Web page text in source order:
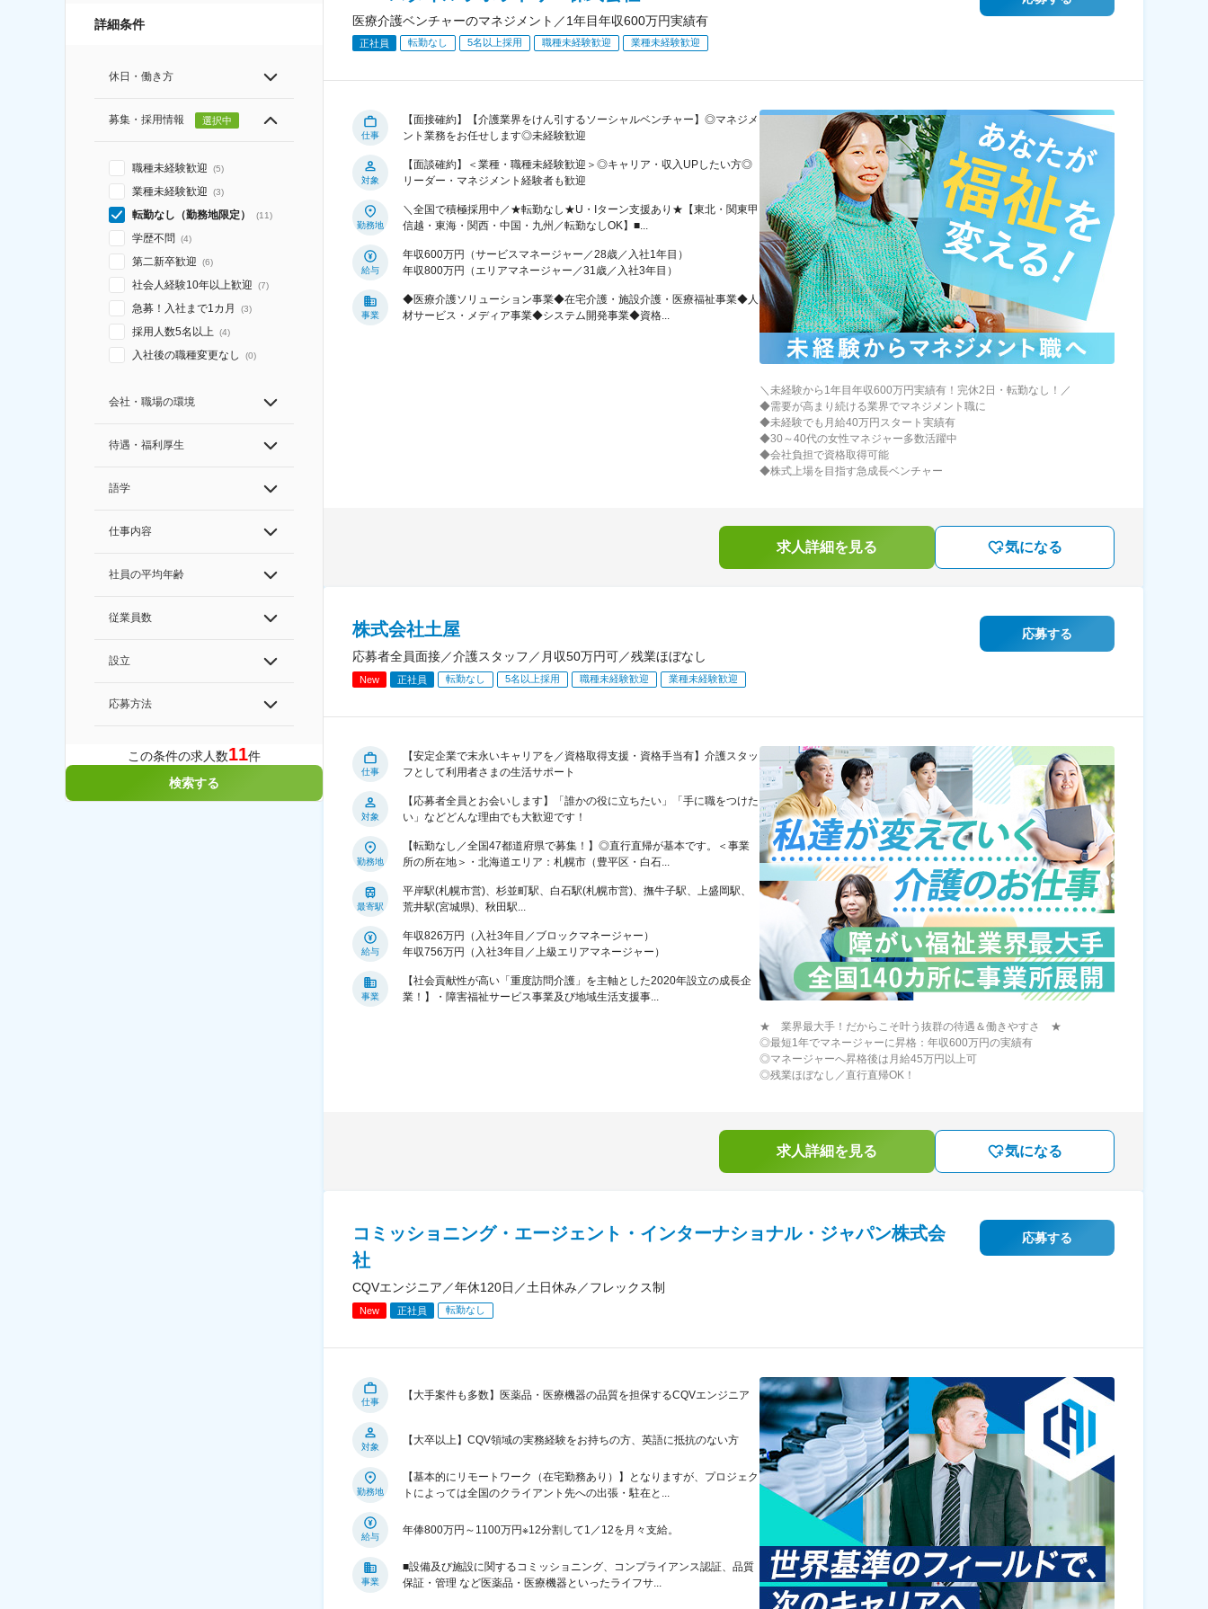
詳細条件
休日・働き方
募集・採用情報 選択中
職種未経験歓迎 (5)
業種未経験歓迎 (3)
転勤なし（勤務地限定） (11)
学歴不問 (4)
第二新卒歓迎 (6)
社会人経験10年以上歓迎 (7)
急募！入社まで1カ月 (3)
採用人数5名以上 (4)
入社後の職種変更なし (0)
会社・職場の環境
待遇・福利厚生
語学
仕事内容
社員の平均年齢
従業員数
設立
応募方法
この条件の求人数11件
検索する
医療介護ベンチャーのマネジメント／1年目年収600万円実績有
正社員 転勤なし 5名以上採用 職種未経験歓迎 業種未経験歓迎
仕事
【面接確約】【介護業界をけん引するソーシャルベンチャー】◎マネジメ
ント業務をお任せします◎未経験歓迎
対象
【面談確約】＜業種・職種未経験歓迎＞◎キャリア・収入UPしたい方◎
リーダー・マネジメント経験者も歓迎
勤務地
＼全国で積極採用中／★転勤なし★U・Iターン支援あり★【東北・関東甲
信越・東海・関西・中国・九州／転勤なしOK】■...
給与
年収600万円（サービスマネージャー／28歳／入社1年目）
年収800万円（エリアマネージャー／31歳／入社3年目）
事業
◆医療介護ソリューション事業◆在宅介護・施設介護・医療福祉事業◆人
材サービス・メディア事業◆システム開発事業◆資格...
＼未経験から1年目年収600万円実績有！完休2日・転勤なし！／
◆需要が高まり続ける業界でマネジメント職に
◆未経験でも月給40万円スタート実績有
◆30～40代の女性マネジャー多数活躍中
◆会社負担で資格取得可能
◆株式上場を目指す急成長ベンチャー
求人詳細を見る 気になる
株式会社土屋
応募者全員面接／介護スタッフ／月収50万円可／残業ほぼなし
New 正社員 転勤なし 5名以上採用 職種未経験歓迎 業種未経験歓迎
応募する
仕事
【安定企業で末永いキャリアを／資格取得支援・資格手当有】介護スタッ
フとして利用者さまの生活サポート
対象
【応募者全員とお会いします】「誰かの役に立ちたい」「手に職をつけた
い」などどんな理由でも大歓迎です！
勤務地
【転勤なし／全国47都道府県で募集！】◎直行直帰が基本です。＜事業
所の所在地＞・北海道エリア：札幌市（豊平区・白石...
最寄駅
平岸駅(札幌市営)、杉並町駅、白石駅(札幌市営)、撫牛子駅、上盛岡駅、
荒井駅(宮城県)、秋田駅...
給与
年収826万円（入社3年目／ブロックマネージャー）
年収756万円（入社3年目／上級エリアマネージャー）
事業
【社会貢献性が高い「重度訪問介護」を主軸とした2020年設立の成長企
業！】・障害福祉サービス事業及び地域生活支援事...
★ 業界最大手！だからこそ叶う抜群の待遇＆働きやすさ ★
◎最短1年でマネージャーに昇格：年収600万円の実績有
◎マネージャーへ昇格後は月給45万円以上可
◎残業ほぼなし／直行直帰OK！
求人詳細を見る 気になる
コミッショニング・エージェント・インターナショナル・ジャパン株式会
社
CQVエンジニア／年休120日／土日休み／フレックス制
New 正社員 転勤なし
応募する
仕事
【大手案件も多数】医薬品・医療機器の品質を担保するCQVエンジニア
対象
【大卒以上】CQV領域の実務経験をお持ちの方、英語に抵抗のない方
勤務地
【基本的にリモートワーク（在宅勤務あり）】となりますが、プロジェク
トによっては全国のクライアント先への出張・駐在と...
給与
年俸800万円～1100万円※12分割して1／12を月々支給。
事業
■設備及び施設に関するコミッショニング、コンプライアンス認証、品質
保証・管理 など医薬品・医療機器といったライフサ...